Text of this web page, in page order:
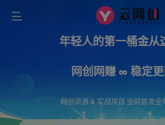
年轻人的第一桶金从
网创网赚 ∞ 稳定
网创资源 & 实战项目 全网首发